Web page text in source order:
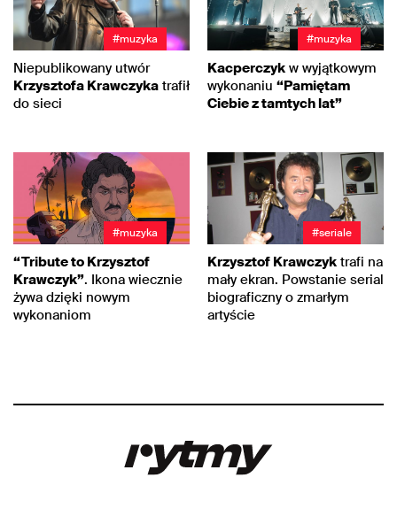
#muzyka
Niepublikowany utwór
Krzysztofa Krawczyka trafił
do sieci
#muzyka
Kacperczyk w wyjątkowym
wykonaniu “Pamiętam
Ciebie z tamtych lat”
#muzyka
“Tribute to Krzysztof
Krawczyk”. Ikona wiecznie
żywa dzięki nowym
wykonaniom
#seriale
Krzysztof Krawczyk trafi na
mały ekran. Powstanie serial
biograficzny o zmarłym
artyście